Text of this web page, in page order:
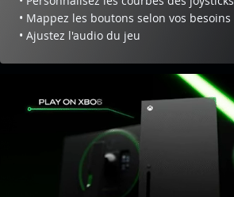
• Mappez les boutons selon vos besoins
• Ajustez l'audio du jeu